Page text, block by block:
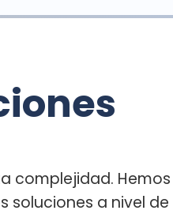
complejidad. Hemos
soluciones a nivel de